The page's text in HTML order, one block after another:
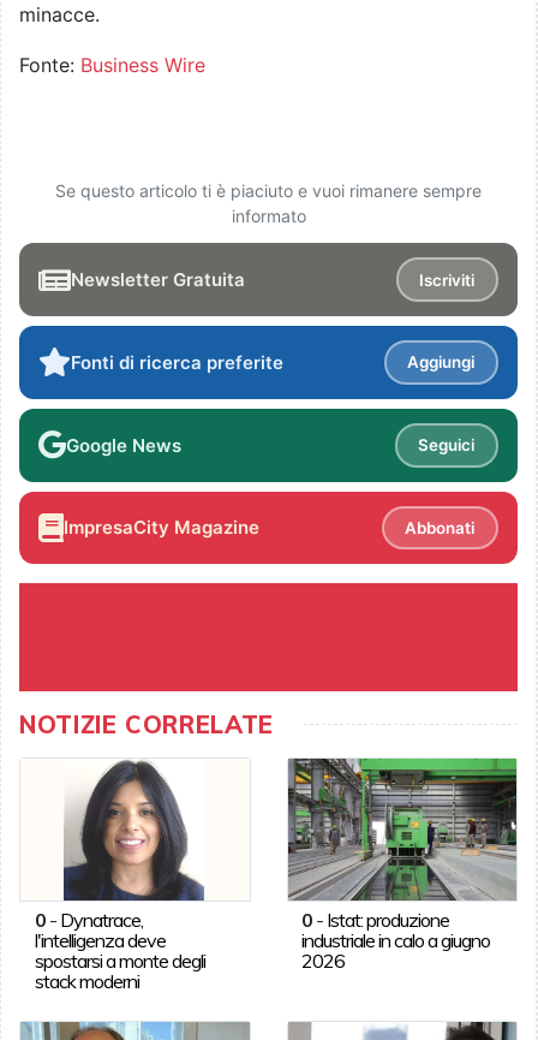
minacce.
Fonte: Business Wire
Se questo articolo ti è piaciuto e vuoi rimanere sempre
informato
Newsletter Gratuita Iscriviti
Fonti di ricerca preferite Aggiungi
Google News Seguici
ImpresaCity Magazine Abbonati
NOTIZIE CORRELATE
0- Dynatrace,
l'intelligenza deve
spostarsi a monte degli
stack moderni
0 - Istat: produzione
industriale in calo a giugno
2026